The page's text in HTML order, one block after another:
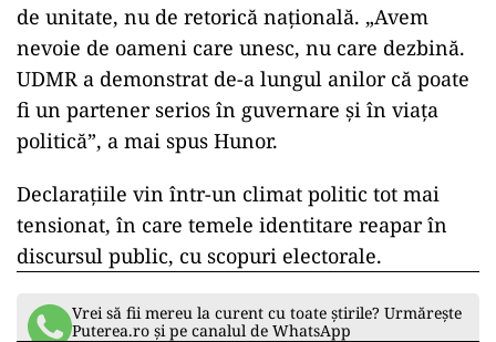
de unitate, nu de retorică națională. „Avem
nevoie de oameni care unesc, nu care dezbină.
UDMR a demonstrat de-a lungul anilor că poate
fi un partener serios în guvernare și în viața
politică”, a mai spus Hunor.
Declarațiile vin într-un climat politic tot mai
tensionat, în care temele identitare reapar în
discursul public, cu scopuri electorale.
Vrei să fii mereu la curent cu toate știrile? Urmărește
Puterea.ro și pe canalul de WhatsApp